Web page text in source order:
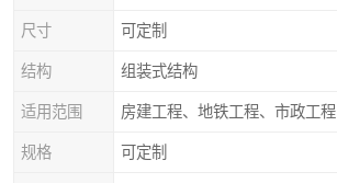
尺寸 可定制
结构 组装式结构
适用范围 房建工程、地铁工程、市政工程
规格 可定制